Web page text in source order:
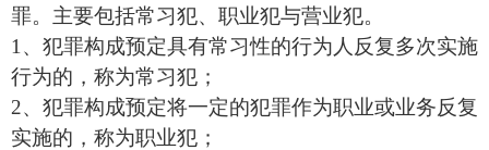
罪。主要包括常习犯、职业犯与营业犯。
1、犯罪构成预定具有常习性的行为人反复多次实施
行为的，称为常习犯；
2、犯罪构成预定将一定的犯罪作为职业或业务反复
实施的，称为职业犯；